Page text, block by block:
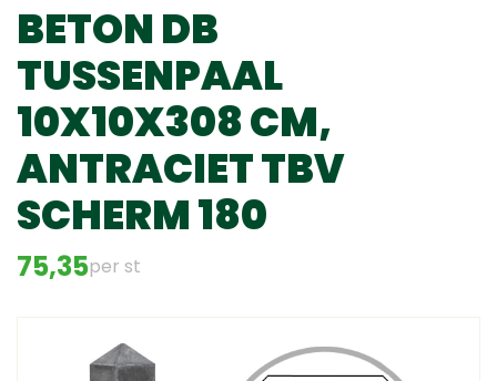
BETON DB
TUSSENPAAL
10X10X308 CM,
ANTRACIET TBV
SCHERM 180
75,35per st